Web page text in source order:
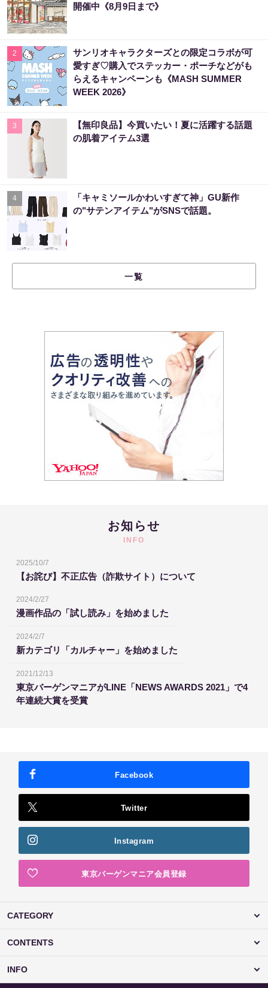
開催中《8月9日まで》
2
サンリオキャラクターズとの限定コラボが可
愛すぎ♡購入でステッカー・ポーチなどがも
らえるキャンペーンも《MASH SUMMER
WEEK 2026》
3
【無印良品】今買いたい！夏に活躍する話題
の肌着アイテム3選
4
「キャミソールかわいすぎて神」GU新作
の"サテンアイテム"がSNSで話題。
一覧
お知らせ
INFO
2025/10/7
【お詫び】不正広告（詐欺サイト）について
2024/2/27
漫画作品の「試し読み」を始めました
2024/2/7
新カテゴリ「カルチャー」を始めました
2021/12/13
東京バーゲンマニアがLINE「NEWS AWARDS 2021」で4
年連続大賞を受賞
Facebook
Twitter
Instagram
東京バーゲンマニア会員登録
CATEGORY
CONTENTS
INFO